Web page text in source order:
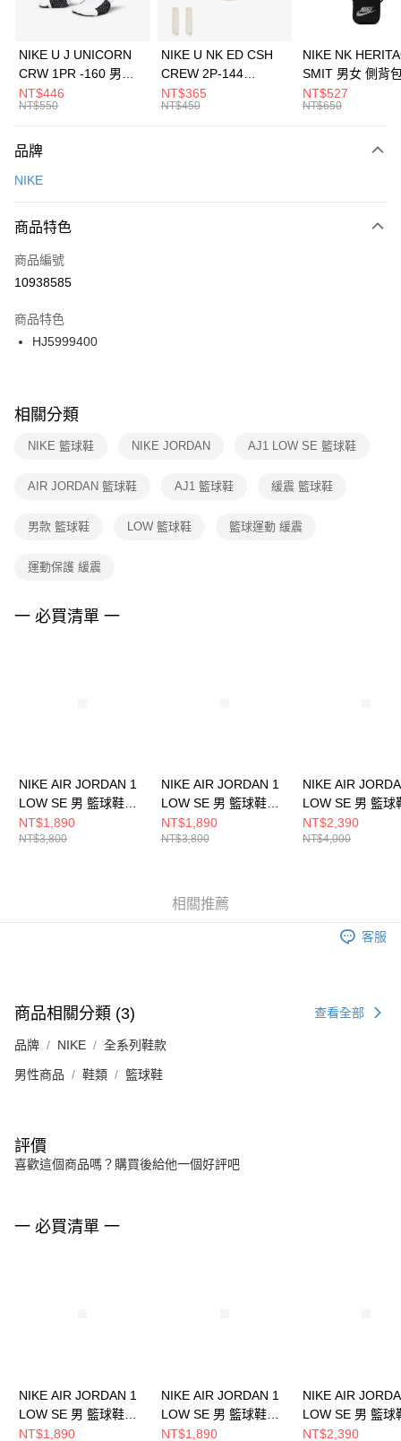
上海商業儲蓄銀行
元大商業銀行
台灣樂天信用卡公司
Apple Pay
全盈+PAY
AFTEE先享後付
【關於「AFTEE先享後付」】
便利好安心！
３．安心：先確認商品／服務後，再付款。
【「AFTEE先享後付」結帳流程】
１．於結帳方式選擇「AFTEE先享後付」後，將跳轉至「AFTEE先享後付」
２．訂單成立數日內，您將收到繳費通知簡訊。
３．收到繳費通知簡訊後14天內，點擊此簡訊中的連結，可透過四大超商／
ATM／網路銀行／等多元方式進行付款，方視為交易完成。
※ 交易是否成功請以「AFTEE先享後付 」之結帳頁面顯示為準，若有關於
是否繳費成功／繳費後需取消欲退款等相關疑問，請聯繫「AFTEE先享後付
客戶支援中心」
https://netprotections.freshdesk.com/support/home
１．透過由恩沛科技股份有限公司提供之「AFTEE先享後付」服務完成之交
權轉讓予恩沛科技股份有限公司。
３．未成年的使用者請事先徵得法定代理人或監護人之同意方可使用
４．使用「AFTEE先享後付」時，將依據個別帳號之用戶狀況，依本公司即
運送方式
每筆NT$100，滿NT$1,500(含以上)免運費
宅配
每筆NT$100，滿NT$1,500(含以上)免運費
NIKE U J UNICORN
CRW 1PR -160 男女
中統襪 FZ3393100
NT$446
NT$550
NIKE U NK ED CSH
CREW 2P-144
EMBRDY 男女 短統襪
FZ3073133
NT$365
NT$450
NIKE NK
SMIT 男女 側背
BA5871010
NT$527
NT$650
品牌
NIKE
商品特色
商品編號
10938585
商品特色
HJ5999400
相關分類
NIKE 籃球鞋 NIKE JORDAN AJ1 LOW SE 籃球鞋
AIR JORDAN 籃球鞋 AJ1 籃球鞋 緩震 籃球鞋
男款 籃球鞋 LOW 籃球鞋 籃球運動 緩震
運動保護 緩震
一 必買清單 一
NIKE AIR JORDAN 1
LOW SE 男 籃球鞋
FN5214141
NT$1,890
NT$3,800
NIKE AIR JORDAN 1
LOW SE 男 籃球鞋
HF4823100
NT$1,890
NT$3,800
NIKE AIR
LOW SE 男 籃球
HQ3603201
NT$2,390
NT$4,000
相關推薦
客服
商品相關分類 (3) 查看全部
品牌 NIKE 全系列鞋款
男性商品 鞋類 籃球鞋
評價
喜歡這個商品嗎？購買後給他一個好評吧
一 必買清單 一
NIKE AIR JORDAN 1
LOW SE 男 籃球鞋
FN5214141
NT$1,890
NIKE AIR JORDAN 1
LOW SE 男 籃球鞋
HF4823100
NT$1,890
NIKE AIR
LOW SE 男 籃球
HQ3603201
NT$2,390